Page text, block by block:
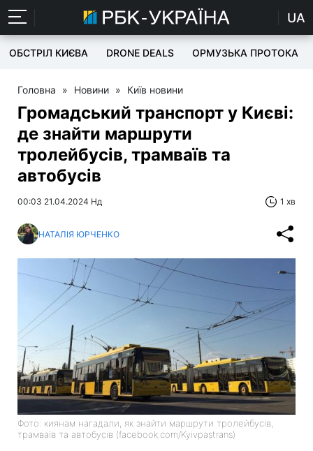
UA
ОБСТРІЛ КИЄВА DRONE DEALS ОРМУЗЬКА ПРОТОКА
Головна » Новини » Київ новини
Громадський транспорт у Києві:
де знайти маршрути
тролейбусів, трамваїв та
автобусів
00:03 21.04.2024 Нд 1 хв
НАТАЛІЯ ЮРЧЕНКО
Фото: киянам нагадали, як знайти маршрути тролейбусів,
трамваїв та автобусів (facebook.com/Kyivpastrans)